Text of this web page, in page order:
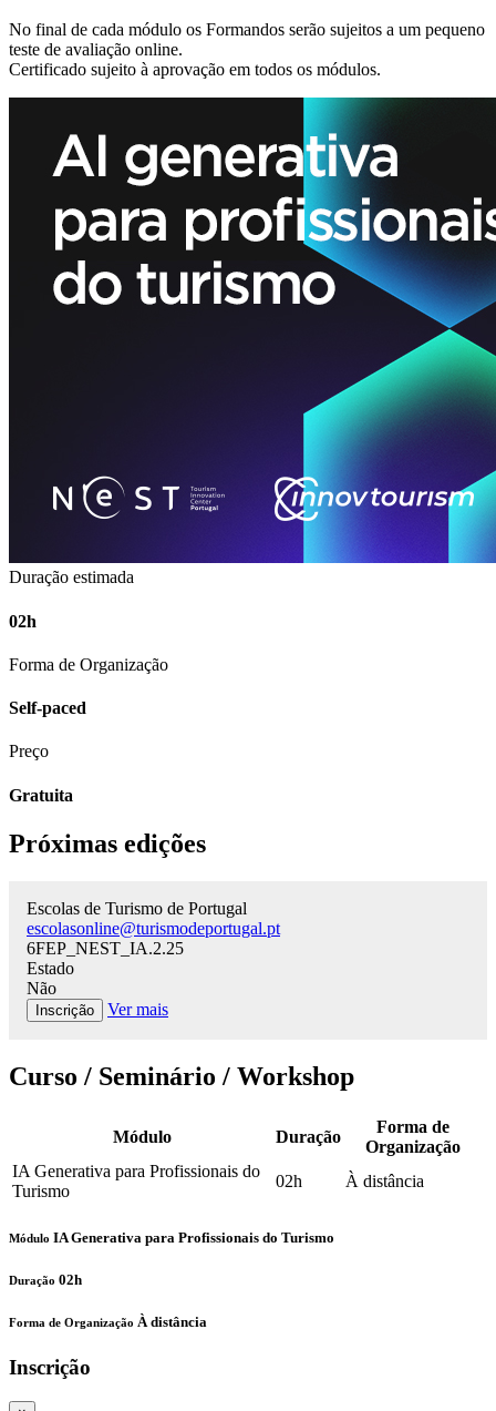
No final de cada módulo os Formandos serão sujeitos a um pequeno
teste de avaliação online.
Certificado sujeito à aprovação em todos os módulos.
Duração estimada
02h
Forma de Organização
Self-paced
Preço
Gratuita
Próximas edições
Escolas de Turismo de Portugal
escolasonline@turismodeportugal.pt
6FEP_NEST_IA.2.25
Estado
Não
Inscrição Ver mais
Curso / Seminário / Workshop
Módulo Duração
Forma de
Organização
IA Generativa para Profissionais do
Turismo
02h À distância
Módulo IA Generativa para Profissionais do Turismo
Duração 02h
Forma de Organização À distância
Inscrição